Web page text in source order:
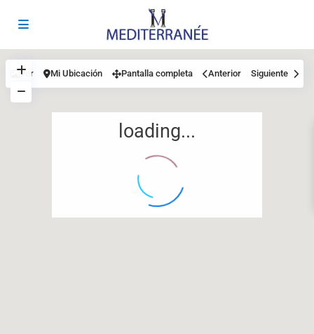
12
loading...
Ver Mi Ubicación Pantalla completa Anterior Siguiente